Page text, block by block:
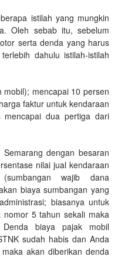
istilah yang mungkin
Oleh sebab itu, sebelum
serta denda yang harus
dahulu istilah-istilah
mobil); mencapai 10 persen
faktur untuk kendaraan
mencapai dua pertiga dari
dengan besaran
nilai jual kendaraan
wajib dana
biaya sumbangan yang
biasanya untuk
5 tahun sekali maka
biaya pajak mobil
sudah habis dan Anda
akan diberikan denda